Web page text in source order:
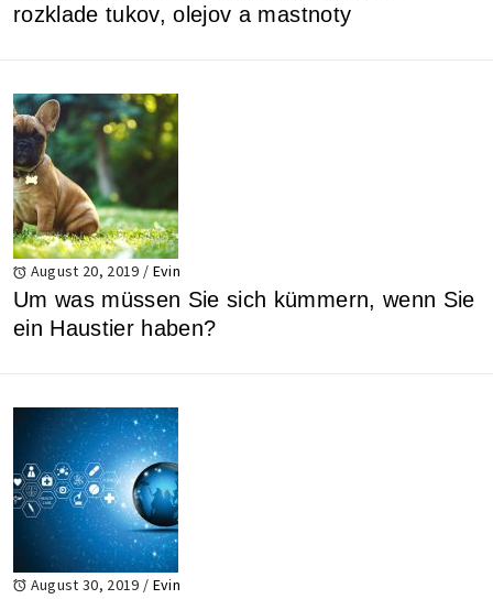
rozklade tukov, olejov a mastnoty
August 20, 2019 / Evin
Um was müssen Sie sich kümmern, wenn Sie
ein Haustier haben?
August 30, 2019 / Evin